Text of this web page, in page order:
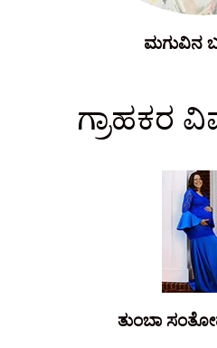
ಮಗುವಿನ
ಗ್ರಾಹಕರ
ತುಂಬಾ